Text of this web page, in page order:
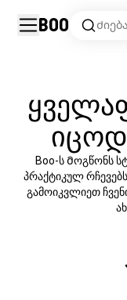
Boo Ძიება
Boo-ს Მოგწონს
პრაქტიკულ
გამოიკვლიეთ